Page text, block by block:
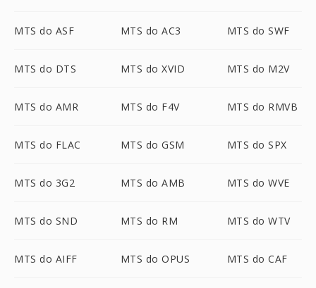
MTS do ASF MTS do AC3 MTS do SWF
MTS do DTS MTS do XVID MTS do M2V
MTS do AMR MTS do F4V MTS do RMVB
MTS do FLAC MTS do GSM MTS do SPX
MTS do 3G2 MTS do AMB MTS do WVE
MTS do SND MTS do RM MTS do WTV
MTS do AIFF MTS do OPUS MTS do CAF